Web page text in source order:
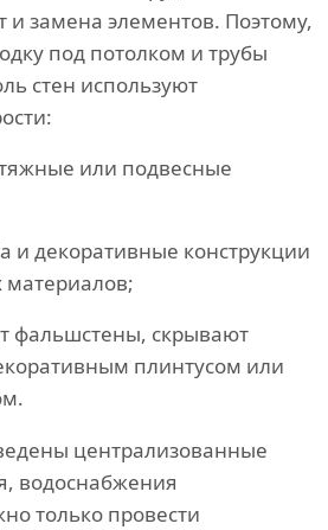
замена элементов. Поэтому,
под потолком и трубы
стен используют
или подвесные
и декоративные конструкции
материалов;
фальшстены, скрывают
плинтусом или
централизованные
водоснабжения
только провести